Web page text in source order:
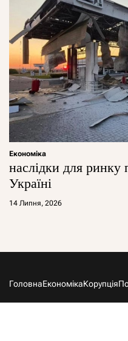
Економіка
наслідки для ринку
Україні
14 Липня, 2026
ГоловнаЕкономікаКорупція